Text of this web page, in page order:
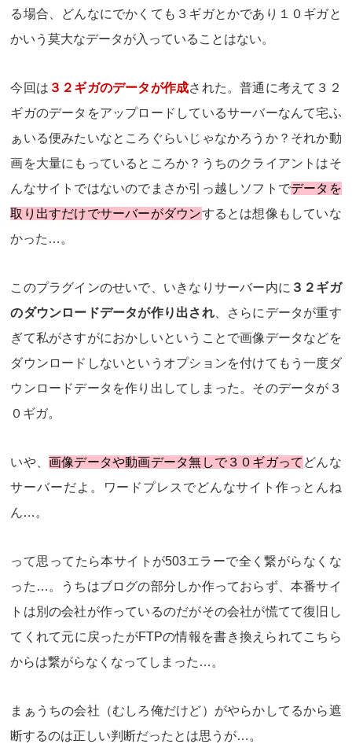
る場合、どんなにでかくても３ギガとかであり１０ギガと
かいう莫大なデータが入っていることはない。
今回は ３２ギガのデータが作成された。普通に考えて３２
ギガのデータをアップロードしているサーバーなんて宅ふ
ぁいる便みたいなところぐらいじゃなかろうか？それか動
画を大量にもっているところか？うちのクライアントはそ
んなサイトではないのでまさか引っ越しソフトでデータを
取り出すだけでサーバーがダウンするとは想像もしていな
かった…。
このプラグインのせいで、いきなりサーバー内に ３２ギガ
のダウンロードデータが作り出され、さらにデータが重す
ぎて私がさすがにおかしいということで画像データなどを
ダウンロードしないというオプションを付けてもう一度ダ
ウンロードデータを作り出してしまった。そのデータが３
０ギガ。
いや、画像データや動画データ無しで３０ギガって どんな
サーバーだよ。ワードプレスでどんなサイト作っとんね
ん…。
って思ってたら本サイトが503エラーで全く繋がらなくな
った…。うちはブログの部分しか作っておらず、本番サイ
トは別の会社が作っているのだがその会社が慌てて復旧し
てくれて元に戻ったがFTPの情報を書き換えられてこちら
からは繋がらなくなってしまった…。
まぁうちの会社（むしろ俺だけど）がやらかしてるから遮
断するのは正しい判断だったとは思うが…。